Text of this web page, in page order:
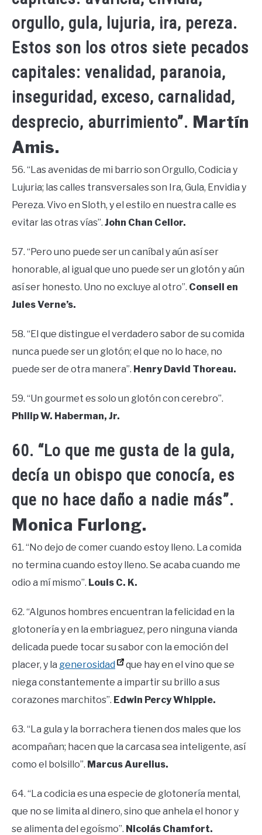
orgullo, gula, lujuria, ira, pereza.
Estos son los otros siete pecados
capitales: venalidad, paranoia,
inseguridad, exceso, carnalidad,
desprecio, aburrimiento”. Martín
Amis.
56. “Las avenidas de mi barrio son Orgullo, Codicia y
Lujuria; las calles transversales son Ira, Gula, Envidia y
Pereza. Vivo en Sloth, y el estilo en nuestra calle es
evitar las otras vías”. John Chan Cellor.
57. “Pero uno puede ser un caníbal y aún así ser
honorable, al igual que uno puede ser un glotón y aún
así ser honesto. Uno no excluye al otro”. Conseil en
Jules Verne’s.
58. “El que distingue el verdadero sabor de su comida
nunca puede ser un glotón; el que no lo hace, no
puede ser de otra manera”. Henry David Thoreau.
59. “Un gourmet es solo un glotón con cerebro”.
Philip W. Haberman, Jr.
60. “Lo que me gusta de la gula,
decía un obispo que conocía, es
que no hace daño a nadie más”.
Monica Furlong.
61. “No dejo de comer cuando estoy lleno. La comida
no termina cuando estoy lleno. Se acaba cuando me
odio a mí mismo”. Louis C. K.
62. “Algunos hombres encuentran la felicidad en la
glotonería y en la embriaguez, pero ninguna vianda
delicada puede tocar su sabor con la emoción del
placer, y la generosidad
que hay en el vino que se
niega constantemente a impartir su brillo a sus
corazones marchitos”. Edwin Percy Whipple.
63. “La gula y la borrachera tienen dos males que los
acompañan; hacen que la carcasa sea inteligente, así
como el bolsillo”. Marcus Aurelius.
64. “La codicia es una especie de glotonería mental,
que no se limita al dinero, sino que anhela el honor y
se alimenta del egoísmo”. Nicolás Chamfort.